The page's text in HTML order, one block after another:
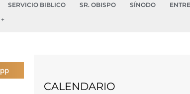
SERVICIO BIBLICO SR. OBISPO SÍNODO
CALENDARIO